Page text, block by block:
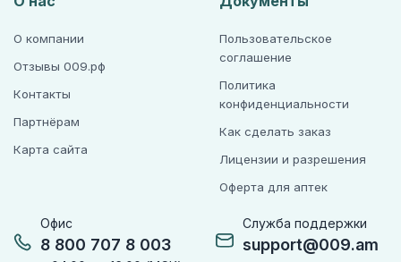
Офис
8 800 707 8 003
Служба поддержки
support@009.am
О компании
Отзывы 009.рф
Контакты
Партнёрам
Карта сайта
Пользовательское
соглашение
Политика
конфиденциальности
Как сделать заказ
Лицензии и разрешения
Оферта для аптек